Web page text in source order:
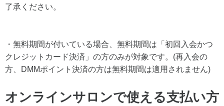
了承ください。
・無料期間が付いている場合、無料期間は「初回入会かつ
クレジットカード決済」の方のみが対象です。(再入会の
方、DMMポイント決済の方は無料期間は適用されません)
オンラインサロンで使える支払い方